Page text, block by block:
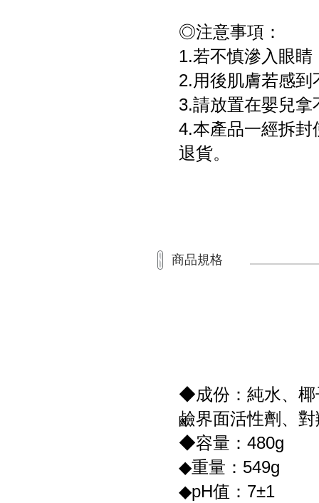
◎注意事項：
1.若不慎滲入眼
2.用後肌膚若感
3.請放置在嬰兒
4.本產品一經拆
退貨。
商品規格
◆成份：純水、椰
鹼界面活性劑、
◆容量：480g
◆重量：549g
◆pH值：7±1